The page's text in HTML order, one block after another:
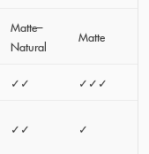
Matte–
Natural
Matte
✓✓ ✓✓✓
✓✓ ✓